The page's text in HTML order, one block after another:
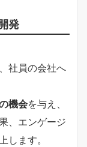
発
社員の会社へ
機会を与え、
、エンゲージ
します。